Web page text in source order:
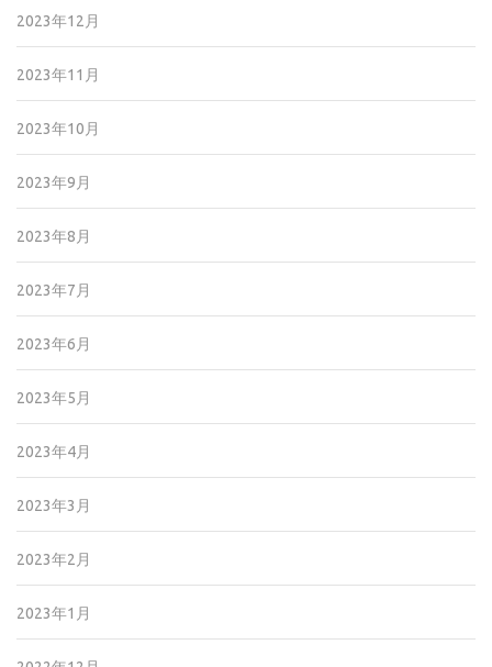
2023年12月
2023年11月
2023年10月
2023年9月
2023年8月
2023年7月
2023年6月
2023年5月
2023年4月
2023年3月
2023年2月
2023年1月